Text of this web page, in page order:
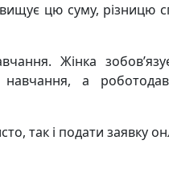
цю суму, різницю
Жінка
а
так і подати заявку